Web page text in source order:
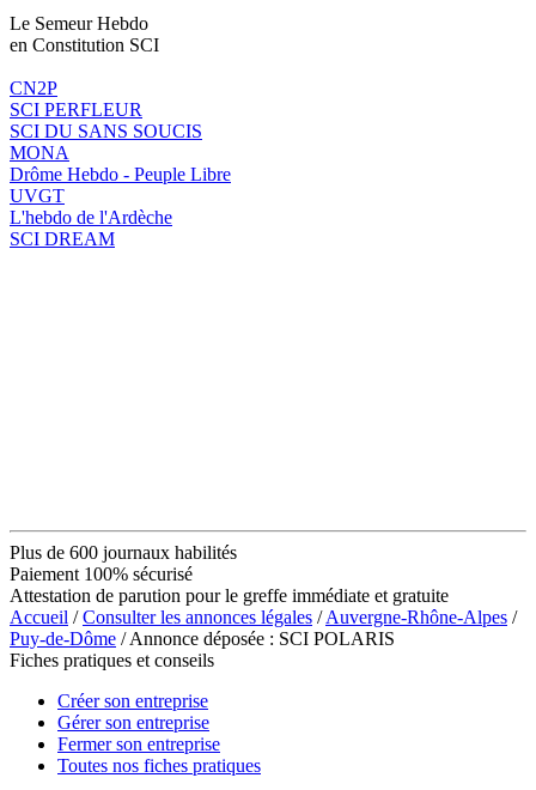
Le Semeur Hebdo
en Constitution SCI
CN2P
SCI PERFLEUR
SCI DU SANS SOUCIS
MONA
Drôme Hebdo - Peuple Libre
UVGT
L'hebdo de l'Ardèche
SCI DREAM
Plus de 600 journaux habilités
Paiement 100% sécurisé
Attestation de parution pour le greffe immédiate et gratuite
Accueil /Consulter les annonces légales /Auvergne-Rhône-Alpes /
Puy-de-Dôme / Annonce déposée : SCI POLARIS
Fiches pratiques et conseils
Créer son entreprise
Gérer son entreprise
Fermer son entreprise
Toutes nos fiches pratiques